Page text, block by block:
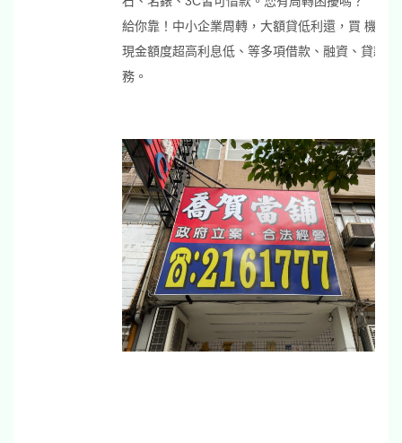
給你靠！中小企業周轉，大額貸低利還，買 機車換
現金額度超高利息低、等多項借款、融資、貸款服
務。